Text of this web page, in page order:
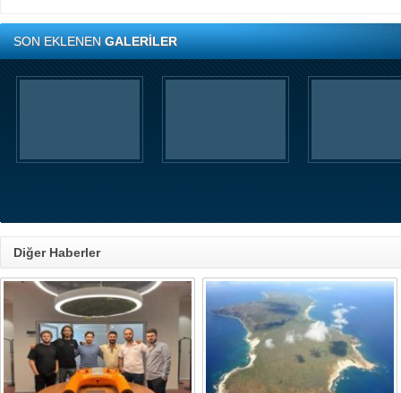
SON EKLENENGALERİLER
Diğer Haberler